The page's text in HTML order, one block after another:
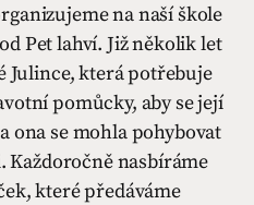
na naší škole
Pet lahví. Již několik let
Julince, která potřebuje
pomůcky, aby se její
ona se mohla pohybovat
Každoročně nasbíráme
které předáváme